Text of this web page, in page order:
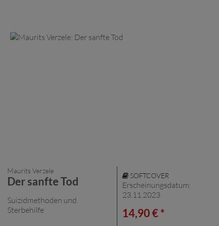
Maurits Verzele
Der sanfte Tod
Suizidmethoden und
Sterbehilfe
SOFTCOVER
Erscheinungsdatum:
23.11.2023
14,90 € *